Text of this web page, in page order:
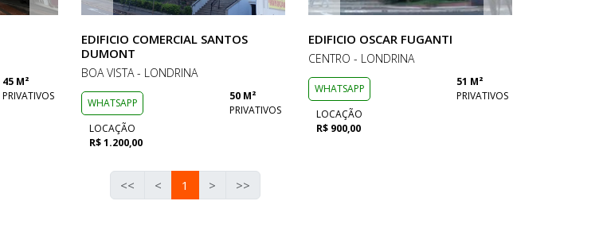
45 M²
PRIVATIVOS
EDIFICIO COMERCIAL SANTOS
DUMONT
BOA VISTA - LONDRINA
WHATSAPP
50 M²
PRIVATIVOS
LOCAÇÃO
R$ 1.200,00
EDIFICIO OSCAR FUGANTI
CENTRO - LONDRINA
WHATSAPP
51 M²
PRIVATIVOS
LOCAÇÃO
R$ 900,00
<< < 1 > >>